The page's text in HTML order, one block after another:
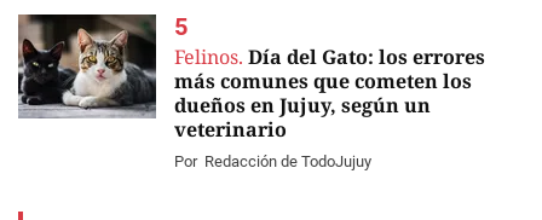
Felinos. Día del Gato: los errores
más comunes que cometen los
dueños en Jujuy, según un
veterinario
Por Redacción de TodoJujuy